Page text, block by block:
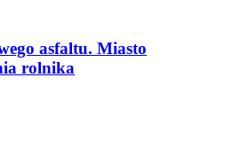
asfaltu. Miasto
rolnika